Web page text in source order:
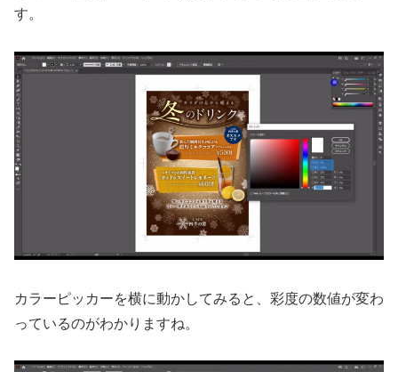
す。
カラーピッカーを横に動かしてみると、彩度の数値が変わ
っているのがわかりますね。